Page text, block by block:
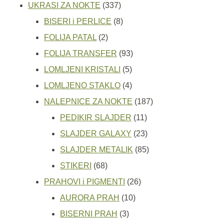
UKRASI ZA NOKTE 337337
proizvoda
BISERI i PERLICE 88
FOLIJA PATAL 22
proizvoda
FOLIJA TRANSFER 9393
proizvoda
LOMLJENI KRISTALI 55
proizvoda
LOMLJENO STAKLO 44
proizvoda
NALEPNICE ZA NOKTE 187187
PEDIKIR SLAJDER 1111
proizvoda
SLAJDER GALAXY 2323
proizvoda
SLAJDER METALIK 8585
STIKERI 6868
proizvoda
PRAHOVI i PIGMENTI 2626
AURORA PRAH 1010
BISERNI PRAH 33